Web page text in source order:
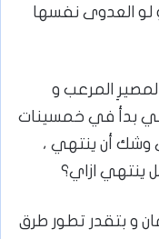
لو العدوى نفسها
المرعب و
بدأ في خمسينات
وشك أن ينتهي ،
ينتهي ازاي؟
و بتقدر تطور طرق